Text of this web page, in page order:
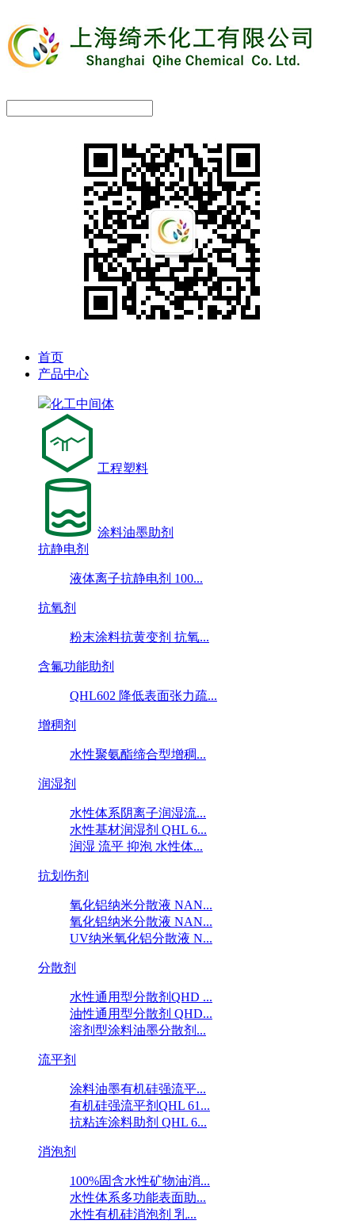
首页
产品中心
化工中间体
工程塑料
涂料油墨助剂
抗静电剂
液体离子抗静电剂 100...
抗氧剂
粉末涂料抗黄变剂 抗氧...
含氟功能助剂
QHL602 降低表面张力疏...
增稠剂
水性聚氨酯缔合型增稠...
润湿剂
水性体系阴离子润湿流...
水性基材润湿剂 QHL 6...
润湿 流平 抑泡 水性体...
抗划伤剂
氧化铝纳米分散液 NAN...
氧化铝纳米分散液 NAN...
UV纳米氧化铝分散液 N...
分散剂
水性通用型分散剂QHD ...
油性通用型分散剂 QHD...
溶剂型涂料油墨分散剂...
流平剂
涂料油墨有机硅强流平...
有机硅强流平剂QHL 61...
抗粘连涂料助剂 QHL 6...
消泡剂
100%固含水性矿物油消...
水性体系多功能表面助...
水性有机硅消泡剂 乳...